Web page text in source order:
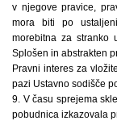
v njegove pravice,
mora biti po
morebitna za stranko
Splošen in abstrakten
Pravni interes za
pazi Ustavno sodišče
9. V času sprejema
pobudnica izkazovala